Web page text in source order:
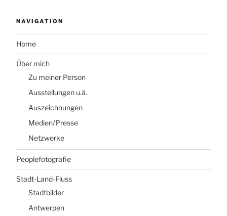
NAVIGATION
Home
Über mich
Zu meiner Person
Ausstellungen u.ä.
Auszeichnungen
Medien/Presse
Netzwerke
Peoplefotografie
Stadt-Land-Fluss
Stadtbilder
Antwerpen